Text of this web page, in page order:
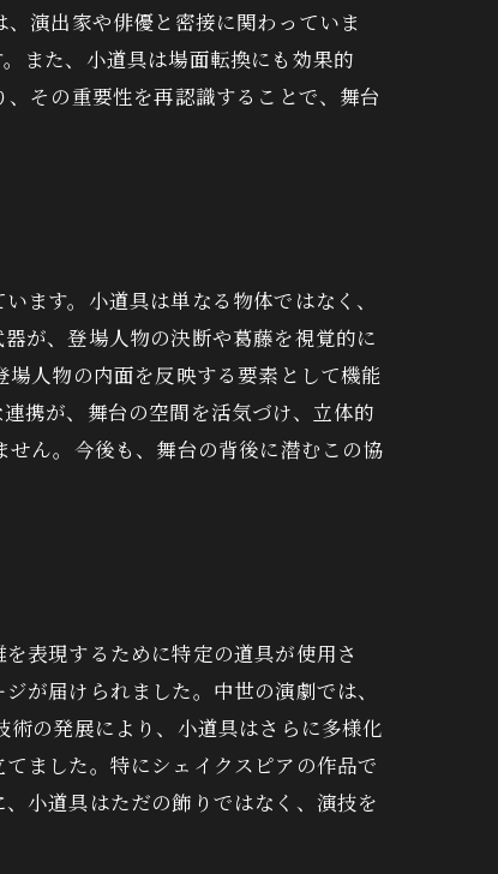
演出家や俳優と密接に関わっていま
また、小道具は場面転換にも効果的
その重要性を再認識することで、舞台
ます。小道具は単なる物体ではなく、
が、登場人物の決断や葛藤を視覚的に
人物の内面を反映する要素として機能
携が、舞台の空間を活気づけ、立体的
ん。今後も、舞台の背後に潜むこの協
表現するために特定の道具が使用さ
が届けられました。中世の演劇では、
の発展により、小道具はさらに多様化
ました。特にシェイクスピアの作品で
小道具はただの飾りではなく、演技を